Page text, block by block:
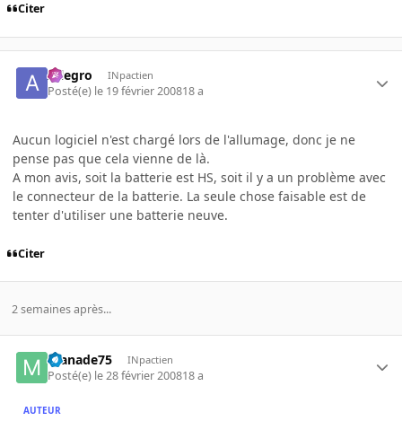
Citer
Allegro INpactien
Posté(e) le 19 février 200818 a
Aucun logiciel n'est chargé lors de l'allumage, donc je ne
pense pas que cela vienne de là.
A mon avis, soit la batterie est HS, soit il y a un problème avec
le connecteur de la batterie. La seule chose faisable est de
tenter d'utiliser une batterie neuve.
Citer
2 semaines après...
manade75 INpactien
Posté(e) le 28 février 200818 a
AUTEUR